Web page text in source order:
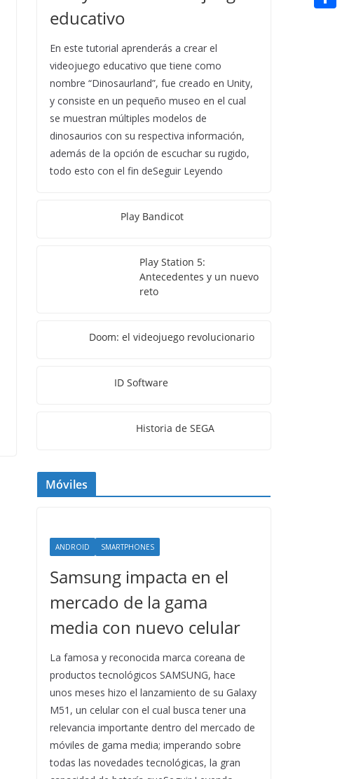
educativo
En este tutorial aprenderás a crear el
videojuego educativo que tiene como
nombre “Dinosaurland”, fue creado en Unity,
y consiste en un pequeño museo en el cual
se muestran múltiples modelos de
dinosaurios con su respectiva información,
además de la opción de escuchar su rugido,
todo esto con el fin deSeguir Leyendo
Play Bandicot
Play Station 5:
Antecedentes y un nuevo
reto
Doom: el videojuego revolucionario
ID Software
Historia de SEGA
Móviles
ANDROID SMARTPHONES
Samsung impacta en el
mercado de la gama
media con nuevo celular
La famosa y reconocida marca coreana de
productos tecnológicos SAMSUNG, hace
unos meses hizo el lanzamiento de su Galaxy
M51, un celular con el cual busca tener una
relevancia importante dentro del mercado de
móviles de gama media; imperando sobre
todas las novedades tecnológicas, la gran
n
a